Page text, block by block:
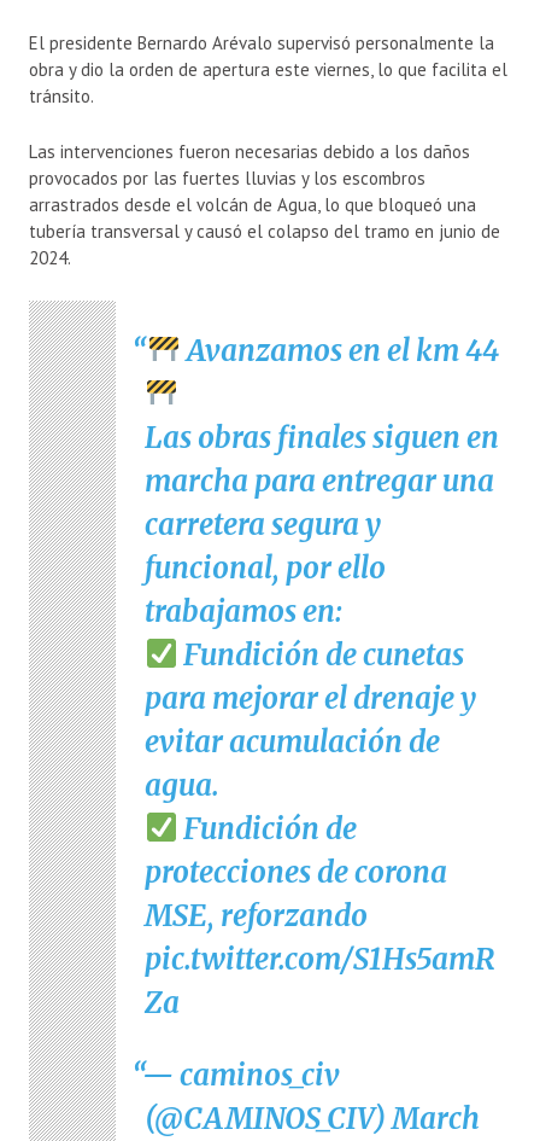
El presidente Bernardo Arévalo supervisó personalmente la
obra y dio la orden de apertura este viernes, lo que facilita el
tránsito.
Las intervenciones fueron necesarias debido a los daños
provocados por las fuertes lluvias y los escombros
arrastrados desde el volcán de Agua, lo que bloqueó una
tubería transversal y causó el colapso del tramo en junio de
2024.
Avanzamos en el km 44
Las obras finales siguen en
marcha para entregar una
carretera segura y
funcional, por ello
trabajamos en:
Fundición de cunetas
para mejorar el drenaje y
evitar acumulación de
agua.
Fundición de
protecciones de corona
MSE, reforzando
pic.twitter.com/S1Hs5amR
Za
— caminos_civ
(@CAMINOS_CIV)March